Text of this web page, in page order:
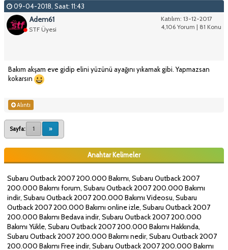
09-04-2018, Saat: 11:43
Katılım: 13-12-2017
4,106 Yorum | 81 Konu
Adem61
STF Üyesi
Bakım akşam eve gidip elini yüzünü ayağını yıkamak gibi. Yapmazsan
kokarsın
Alıntı
Sayfa: 1 »
Anahtar Kelimeler
Subaru Outback 2007 200.000 Bakımı, Subaru Outback 2007
200.000 Bakımı forum, Subaru Outback 2007 200.000 Bakımı
indir, Subaru Outback 2007 200.000 Bakımı Videosu, Subaru
Outback 2007 200.000 Bakımı online izle, Subaru Outback 2007
200.000 Bakımı Bedava indir, Subaru Outback 2007 200.000
Bakımı Yükle, Subaru Outback 2007 200.000 Bakımı Hakkında,
Subaru Outback 2007 200.000 Bakımı nedir, Subaru Outback 2007
200.000 Bakımı Free indir, Subaru Outback 2007 200.000 Bakımı